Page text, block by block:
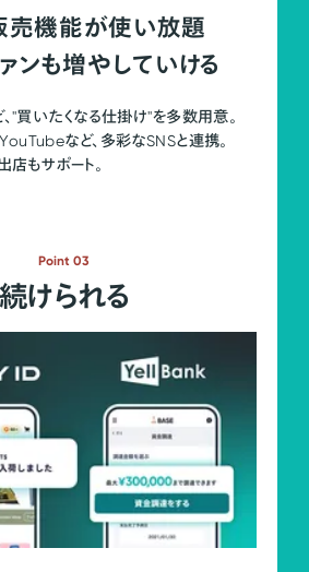
売機能が使い放題
ンも増やしていける
"買いたくなる仕掛け"を多数用意。
など、多彩なSNSと連携。
店もサポート。
Point 03
続けられる